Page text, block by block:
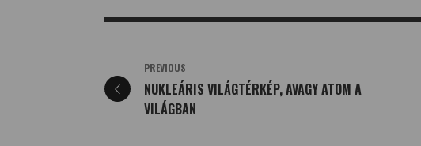
PREVIOUS
NUKLEÁRIS VILÁGTÉRKÉP, AVAGY ATOM A
VILÁGBAN